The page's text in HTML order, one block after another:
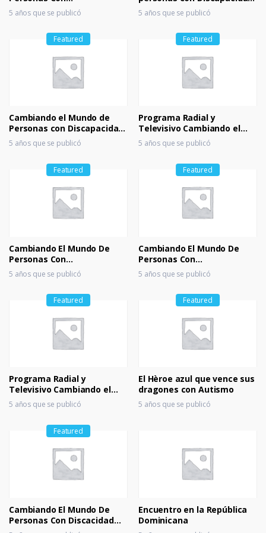
m
ar
ks
Discapacidades 03
5 años que se publicó
Live Stream
5 años que se publicó
Featured
Cambiando el Mundo de
Personas con Discapacidad
Internacional CEMDPCD
5 años que se publicó
Featured
Programa Radial y
Televisivo Cambiando el
Mundo de Personas con
Discapacidad Internacional
5 años que se publicó
Featured
Cambiando El Mundo De
Personas Con
Discapacidades 04
5 años que se publicó
Featured
Cambiando El Mundo De
Personas Con
Discapacidades 3
5 años que se publicó
Featured
Programa Radial y
Televisivo Cambiando el
Mundo de Personas con
Discapacidad Internacional
5 años que se publicó
Featured
El Hèroe azul que vence sus
dragones con Autismo
5 años que se publicó
Featured
Cambiando El Mundo De
Personas Con Discacidad
Internacional CEMDPCD
Encuentro en la República
Dominicana